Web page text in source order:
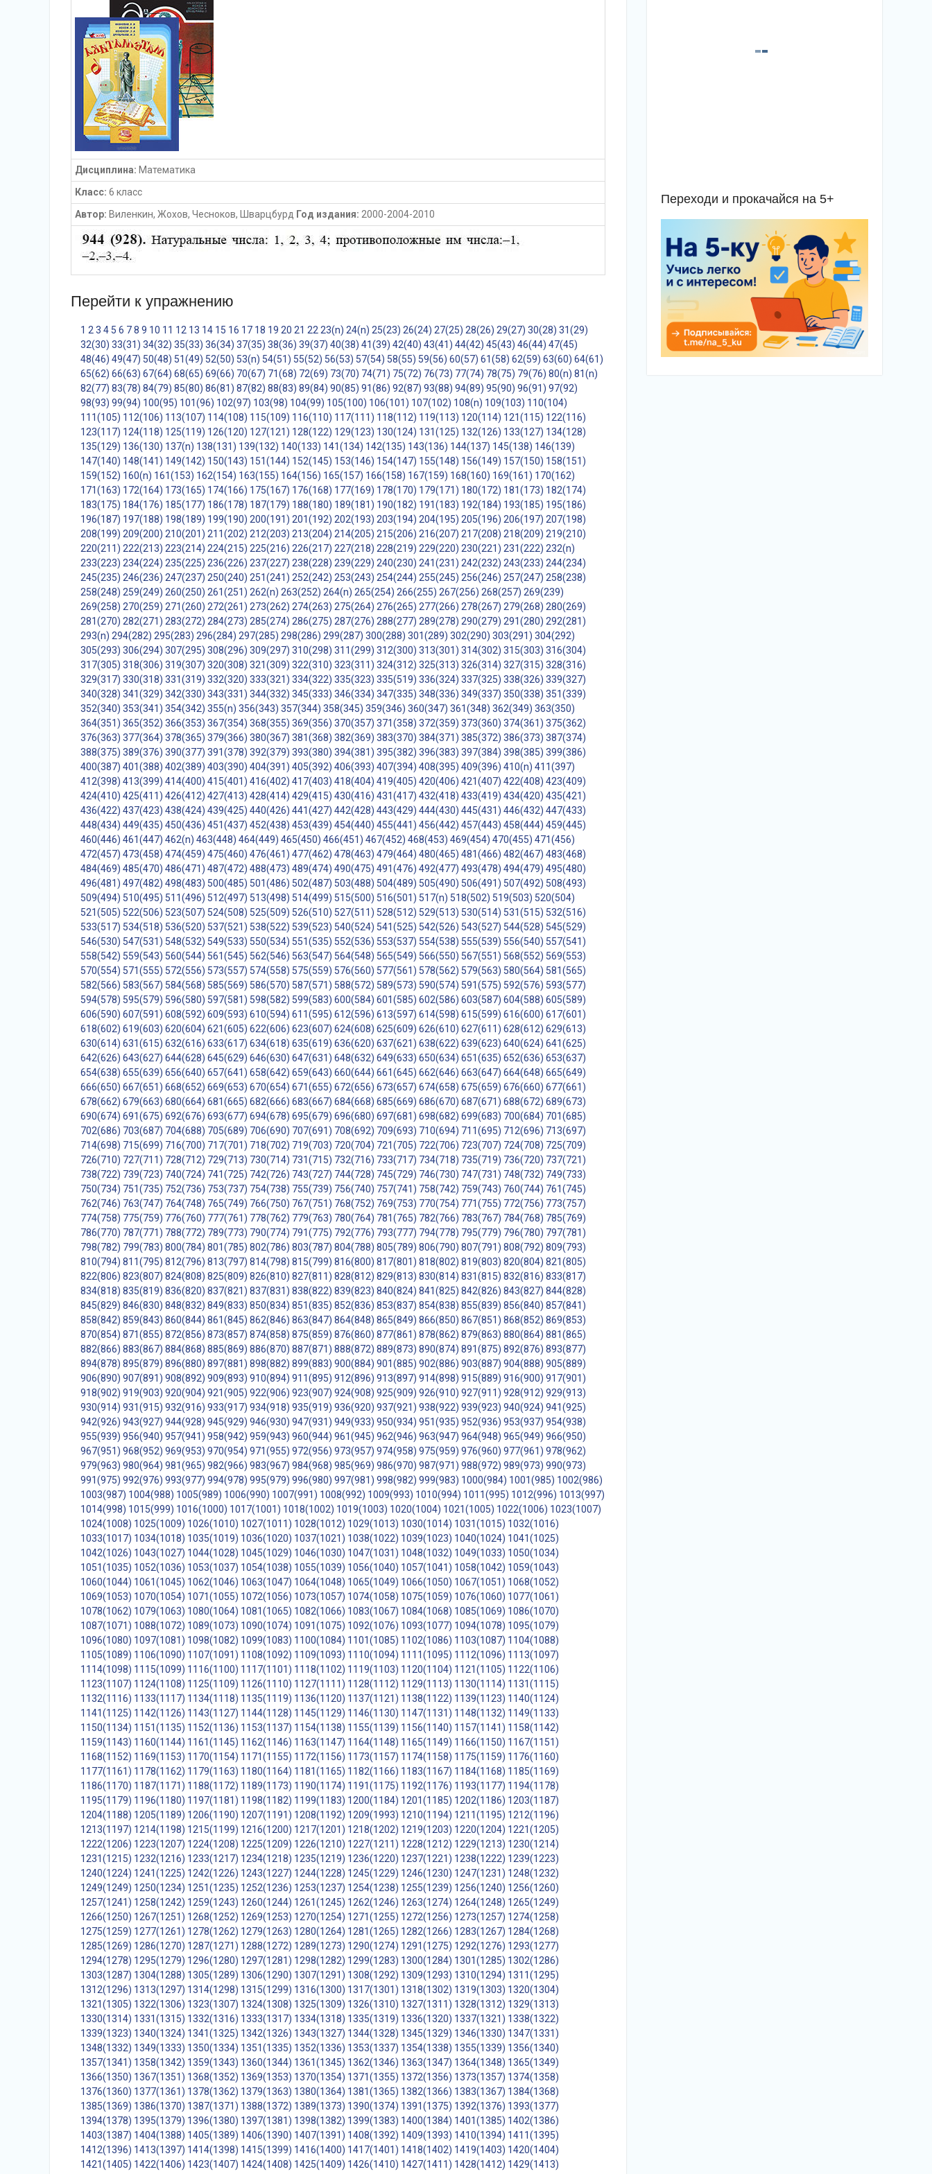
Дисциплина: Математика
Класс: 6 класс
Автор: Виленкин, Жохов, Чесноков, Шварцбурд Год издания: 2000-2004-2010
Перейти к упражнению
1 2 3 4 5 6 78 9 10 11 12 13 14 15 16 17 18 19 20 21 22 23(n) 24(n) 25(23) 26(24) 27(25) 28(26) 29(27) 30(28) 31(29)
32(30) 33(31) 34(32) 35(33) 36(34) 37(35) 38(36) 39(37) 40(38) 41(39) 42(40) 43(41) 44(42) 45(43) 46(44) 47(45)
48(46) 49(47) 50(48) 51(49) 52(50) 53(n) 54(51) 55(52) 56(53) 57(54) 58(55) 59(56) 60(57) 61(58) 62(59) 63(60) 64(61)
65(62) 66(63) 67(64) 68(65) 69(66) 70(67) 71(68) 72(69) 73(70) 74(71) 75(72) 76(73) 77(74) 78(75) 79(76) 80(n) 81(n)
82(77) 83(78) 84(79) 85(80) 86(81) 87(82) 88(83) 89(84) 90(85) 91(86) 92(87) 93(88) 94(89) 95(90) 96(91) 97(92)
98(93) 99(94) 100(95) 101(96) 102(97) 103(98) 104(99) 105(100) 106(101) 107(102) 108(n) 109(103) 110(104)
111(105) 112(106) 113(107) 114(108) 115(109) 116(110) 117(111) 118(112) 119(113) 120(114) 121(115) 122(116)
123(117) 124(118) 125(119) 126(120) 127(121) 128(122) 129(123) 130(124) 131(125) 132(126) 133(127) 134(128)
135(129) 136(130) 137(n) 138(131) 139(132) 140(133) 141(134) 142(135) 143(136) 144(137) 145(138) 146(139)
147(140) 148(141) 149(142) 150(143) 151(144) 152(145) 153(146) 154(147) 155(148) 156(149) 157(150) 158(151)
159(152) 160(n) 161(153) 162(154) 163(155) 164(156) 165(157) 166(158) 167(159) 168(160) 169(161) 170(162)
171(163) 172(164) 173(165) 174(166) 175(167) 176(168) 177(169) 178(170) 179(171) 180(172) 181(173) 182(174)
183(175) 184(176) 185(177) 186(178) 187(179) 188(180) 189(181) 190(182) 191(183) 192(184) 193(185) 195(186)
196(187) 197(188) 198(189) 199(190) 200(191) 201(192) 202(193) 203(194) 204(195) 205(196) 206(197) 207(198)
208(199) 209(200) 210(201) 211(202) 212(203) 213(204) 214(205) 215(206) 216(207) 217(208) 218(209) 219(210)
220(211) 222(213) 223(214) 224(215) 225(216) 226(217) 227(218) 228(219) 229(220) 230(221) 231(222) 232(n)
233(223) 234(224) 235(225) 236(226) 237(227) 238(228) 239(229) 240(230) 241(231) 242(232) 243(233) 244(234)
245(235) 246(236) 247(237) 250(240) 251(241) 252(242) 253(243) 254(244) 255(245) 256(246) 257(247) 258(238)
258(248) 259(249) 260(250) 261(251) 262(n) 263(252) 264(n) 265(254) 266(255) 267(256) 268(257) 269(239)
269(258) 270(259) 271(260) 272(261) 273(262) 274(263) 275(264) 276(265) 277(266) 278(267) 279(268) 280(269)
281(270) 282(271) 283(272) 284(273) 285(274) 286(275) 287(276) 288(277) 289(278) 290(279) 291(280) 292(281)
293(n) 294(282) 295(283) 296(284) 297(285) 298(286) 299(287) 300(288) 301(289) 302(290) 303(291) 304(292)
305(293) 306(294) 307(295) 308(296) 309(297) 310(298) 311(299) 312(300) 313(301) 314(302) 315(303) 316(304)
317(305) 318(306) 319(307) 320(308) 321(309) 322(310) 323(311) 324(312) 325(313) 326(314) 327(315) 328(316)
329(317) 330(318) 331(319) 332(320) 333(321) 334(322) 335(323) 335(519) 336(324) 337(325) 338(326) 339(327)
340(328) 341(329) 342(330) 343(331) 344(332) 345(333) 346(334) 347(335) 348(336) 349(337) 350(338) 351(339)
352(340) 353(341) 354(342) 355(n) 356(343) 357(344) 358(345) 359(346) 360(347) 361(348) 362(349) 363(350)
364(351) 365(352) 366(353) 367(354) 368(355) 369(356) 370(357) 371(358) 372(359) 373(360) 374(361) 375(362)
376(363) 377(364) 378(365) 379(366) 380(367) 381(368) 382(369) 383(370) 384(371) 385(372) 386(373) 387(374)
388(375) 389(376) 390(377) 391(378) 392(379) 393(380) 394(381) 395(382) 396(383) 397(384) 398(385) 399(386)
400(387) 401(388) 402(389) 403(390) 404(391) 405(392) 406(393) 407(394) 408(395) 409(396) 410(n) 411(397)
412(398) 413(399) 414(400) 415(401) 416(402) 417(403) 418(404) 419(405) 420(406) 421(407) 422(408) 423(409)
424(410) 425(411) 426(412) 427(413) 428(414) 429(415) 430(416) 431(417) 432(418) 433(419) 434(420) 435(421)
436(422) 437(423) 438(424) 439(425) 440(426) 441(427) 442(428) 443(429) 444(430) 445(431) 446(432) 447(433)
448(434) 449(435) 450(436) 451(437) 452(438) 453(439) 454(440) 455(441) 456(442) 457(443) 458(444) 459(445)
460(446) 461(447) 462(n) 463(448) 464(449) 465(450) 466(451) 467(452) 468(453) 469(454) 470(455) 471(456)
472(457) 473(458) 474(459) 475(460) 476(461) 477(462) 478(463) 479(464) 480(465) 481(466) 482(467) 483(468)
484(469) 485(470) 486(471) 487(472) 488(473) 489(474) 490(475) 491(476) 492(477) 493(478) 494(479) 495(480)
496(481) 497(482) 498(483) 500(485) 501(486) 502(487) 503(488) 504(489) 505(490) 506(491) 507(492) 508(493)
509(494) 510(495) 511(496) 512(497) 513(498) 514(499) 515(500) 516(501) 517(n) 518(502) 519(503) 520(504)
521(505) 522(506) 523(507) 524(508) 525(509) 526(510) 527(511) 528(512) 529(513) 530(514) 531(515) 532(516)
533(517) 534(518) 536(520) 537(521) 538(522) 539(523) 540(524) 541(525) 542(526) 543(527) 544(528) 545(529)
546(530) 547(531) 548(532) 549(533) 550(534) 551(535) 552(536) 553(537) 554(538) 555(539) 556(540) 557(541)
558(542) 559(543) 560(544) 561(545) 562(546) 563(547) 564(548) 565(549) 566(550) 567(551) 568(552) 569(553)
570(554) 571(555) 572(556) 573(557) 574(558) 575(559) 576(560) 577(561) 578(562) 579(563) 580(564) 581(565)
582(566) 583(567) 584(568) 585(569) 586(570) 587(571) 588(572) 589(573) 590(574) 591(575) 592(576) 593(577)
594(578) 595(579) 596(580) 597(581) 598(582) 599(583) 600(584) 601(585) 602(586) 603(587) 604(588) 605(589)
606(590) 607(591) 608(592) 609(593) 610(594) 611(595) 612(596) 613(597) 614(598) 615(599) 616(600) 617(601)
618(602) 619(603) 620(604) 621(605) 622(606) 623(607) 624(608) 625(609) 626(610) 627(611) 628(612) 629(613)
630(614) 631(615) 632(616) 633(617) 634(618) 635(619) 636(620) 637(621) 638(622) 639(623) 640(624) 641(625)
642(626) 643(627) 644(628) 645(629) 646(630) 647(631) 648(632) 649(633) 650(634) 651(635) 652(636) 653(637)
654(638) 655(639) 656(640) 657(641) 658(642) 659(643) 660(644) 661(645) 662(646) 663(647) 664(648) 665(649)
666(650) 667(651) 668(652) 669(653) 670(654) 671(655) 672(656) 673(657) 674(658) 675(659) 676(660) 677(661)
678(662) 679(663) 680(664) 681(665) 682(666) 683(667) 684(668) 685(669) 686(670) 687(671) 688(672) 689(673)
690(674) 691(675) 692(676) 693(677) 694(678) 695(679) 696(680) 697(681) 698(682) 699(683) 700(684) 701(685)
702(686) 703(687) 704(688) 705(689) 706(690) 707(691) 708(692) 709(693) 710(694) 711(695) 712(696) 713(697)
714(698) 715(699) 716(700) 717(701) 718(702) 719(703) 720(704) 721(705) 722(706) 723(707) 724(708) 725(709)
726(710) 727(711) 728(712) 729(713) 730(714) 731(715) 732(716) 733(717) 734(718) 735(719) 736(720) 737(721)
738(722) 739(723) 740(724) 741(725) 742(726) 743(727) 744(728) 745(729) 746(730) 747(731) 748(732) 749(733)
750(734) 751(735) 752(736) 753(737) 754(738) 755(739) 756(740) 757(741) 758(742) 759(743) 760(744) 761(745)
762(746) 763(747) 764(748) 765(749) 766(750) 767(751) 768(752) 769(753) 770(754) 771(755) 772(756) 773(757)
774(758) 775(759) 776(760) 777(761) 778(762) 779(763) 780(764) 781(765) 782(766) 783(767) 784(768) 785(769)
786(770) 787(771) 788(772) 789(773) 790(774) 791(775) 792(776) 793(777) 794(778) 795(779) 796(780) 797(781)
798(782) 799(783) 800(784) 801(785) 802(786) 803(787) 804(788) 805(789) 806(790) 807(791) 808(792) 809(793)
810(794) 811(795) 812(796) 813(797) 814(798) 815(799) 816(800) 817(801) 818(802) 819(803) 820(804) 821(805)
822(806) 823(807) 824(808) 825(809) 826(810) 827(811) 828(812) 829(813) 830(814) 831(815) 832(816) 833(817)
834(818) 835(819) 836(820) 837(821) 837(831) 838(822) 839(823) 840(824) 841(825) 842(826) 843(827) 844(828)
845(829) 846(830) 848(832) 849(833) 850(834) 851(835) 852(836) 853(837) 854(838) 855(839) 856(840) 857(841)
858(842) 859(843) 860(844) 861(845) 862(846) 863(847) 864(848) 865(849) 866(850) 867(851) 868(852) 869(853)
870(854) 871(855) 872(856) 873(857) 874(858) 875(859) 876(860) 877(861) 878(862) 879(863) 880(864) 881(865)
882(866) 883(867) 884(868) 885(869) 886(870) 887(871) 888(872) 889(873) 890(874) 891(875) 892(876) 893(877)
894(878) 895(879) 896(880) 897(881) 898(882) 899(883) 900(884) 901(885) 902(886) 903(887) 904(888) 905(889)
906(890) 907(891) 908(892) 909(893) 910(894) 911(895) 912(896) 913(897) 914(898) 915(889) 916(900) 917(901)
918(902) 919(903) 920(904) 921(905) 922(906) 923(907) 924(908) 925(909) 926(910) 927(911) 928(912) 929(913)
930(914) 931(915) 932(916) 933(917) 934(918) 935(919) 936(920) 937(921) 938(922) 939(923) 940(924) 941(925)
942(926) 943(927) 944(928) 945(929) 946(930) 947(931) 949(933) 950(934) 951(935) 952(936) 953(937) 954(938)
955(939) 956(940) 957(941) 958(942) 959(943) 960(944) 961(945) 962(946) 963(947) 964(948) 965(949) 966(950)
967(951) 968(952) 969(953) 970(954) 971(955) 972(956) 973(957) 974(958) 975(959) 976(960) 977(961) 978(962)
979(963) 980(964) 981(965) 982(966) 983(967) 984(968) 985(969) 986(970) 987(971) 988(972) 989(973) 990(973)
991(975) 992(976) 993(977) 994(978) 995(979) 996(980) 997(981) 998(982) 999(983) 1000(984) 1001(985) 1002(986)
1003(987) 1004(988) 1005(989) 1006(990) 1007(991) 1008(992) 1009(993) 1010(994) 1011(995) 1012(996) 1013(997)
1014(998) 1015(999) 1016(1000) 1017(1001) 1018(1002) 1019(1003) 1020(1004) 1021(1005) 1022(1006) 1023(1007)
1024(1008) 1025(1009) 1026(1010) 1027(1011) 1028(1012) 1029(1013) 1030(1014) 1031(1015) 1032(1016)
1033(1017) 1034(1018) 1035(1019) 1036(1020) 1037(1021) 1038(1022) 1039(1023) 1040(1024) 1041(1025)
1042(1026) 1043(1027) 1044(1028) 1045(1029) 1046(1030) 1047(1031) 1048(1032) 1049(1033) 1050(1034)
1051(1035) 1052(1036) 1053(1037) 1054(1038) 1055(1039) 1056(1040) 1057(1041) 1058(1042) 1059(1043)
1060(1044) 1061(1045) 1062(1046) 1063(1047) 1064(1048) 1065(1049) 1066(1050) 1067(1051) 1068(1052)
1069(1053) 1070(1054) 1071(1055) 1072(1056) 1073(1057) 1074(1058) 1075(1059) 1076(1060) 1077(1061)
1078(1062) 1079(1063) 1080(1064) 1081(1065) 1082(1066) 1083(1067) 1084(1068) 1085(1069) 1086(1070)
1087(1071) 1088(1072) 1089(1073) 1090(1074) 1091(1075) 1092(1076) 1093(1077) 1094(1078) 1095(1079)
1096(1080) 1097(1081) 1098(1082) 1099(1083) 1100(1084) 1101(1085) 1102(1086) 1103(1087) 1104(1088)
1105(1089) 1106(1090) 1107(1091) 1108(1092) 1109(1093) 1110(1094) 1111(1095) 1112(1096) 1113(1097)
1114(1098) 1115(1099) 1116(1100) 1117(1101) 1118(1102) 1119(1103) 1120(1104) 1121(1105) 1122(1106)
1123(1107) 1124(1108) 1125(1109) 1126(1110) 1127(1111) 1128(1112) 1129(1113) 1130(1114) 1131(1115)
1132(1116) 1133(1117) 1134(1118) 1135(1119) 1136(1120) 1137(1121) 1138(1122) 1139(1123) 1140(1124)
1141(1125) 1142(1126) 1143(1127) 1144(1128) 1145(1129) 1146(1130) 1147(1131) 1148(1132) 1149(1133)
1150(1134) 1151(1135) 1152(1136) 1153(1137) 1154(1138) 1155(1139) 1156(1140) 1157(1141) 1158(1142)
1159(1143) 1160(1144) 1161(1145) 1162(1146) 1163(1147) 1164(1148) 1165(1149) 1166(1150) 1167(1151)
1168(1152) 1169(1153) 1170(1154) 1171(1155) 1172(1156) 1173(1157) 1174(1158) 1175(1159) 1176(1160)
1177(1161) 1178(1162) 1179(1163) 1180(1164) 1181(1165) 1182(1166) 1183(1167) 1184(1168) 1185(1169)
1186(1170) 1187(1171) 1188(1172) 1189(1173) 1190(1174) 1191(1175) 1192(1176) 1193(1177) 1194(1178)
1195(1179) 1196(1180) 1197(1181) 1198(1182) 1199(1183) 1200(1184) 1201(1185) 1202(1186) 1203(1187)
1204(1188) 1205(1189) 1206(1190) 1207(1191) 1208(1192) 1209(1993) 1210(1194) 1211(1195) 1212(1196)
1213(1197) 1214(1198) 1215(1199) 1216(1200) 1217(1201) 1218(1202) 1219(1203) 1220(1204) 1221(1205)
1222(1206) 1223(1207) 1224(1208) 1225(1209) 1226(1210) 1227(1211) 1228(1212) 1229(1213) 1230(1214)
1231(1215) 1232(1216) 1233(1217) 1234(1218) 1235(1219) 1236(1220) 1237(1221) 1238(1222) 1239(1223)
1240(1224) 1241(1225) 1242(1226) 1243(1227) 1244(1228) 1245(1229) 1246(1230) 1247(1231) 1248(1232)
1249(1249) 1250(1234) 1251(1235) 1252(1236) 1253(1237) 1254(1238) 1255(1239) 1256(1240) 1256(1260)
1257(1241) 1258(1242) 1259(1243) 1260(1244) 1261(1245) 1262(1246) 1263(1274) 1264(1248) 1265(1249)
1266(1250) 1267(1251) 1268(1252) 1269(1253) 1270(1254) 1271(1255) 1272(1256) 1273(1257) 1274(1258)
1275(1259) 1277(1261) 1278(1262) 1279(1263) 1280(1264) 1281(1265) 1282(1266) 1283(1267) 1284(1268)
1285(1269) 1286(1270) 1287(1271) 1288(1272) 1289(1273) 1290(1274) 1291(1275) 1292(1276) 1293(1277)
1294(1278) 1295(1279) 1296(1280) 1297(1281) 1298(1282) 1299(1283) 1300(1284) 1301(1285) 1302(1286)
1303(1287) 1304(1288) 1305(1289) 1306(1290) 1307(1291) 1308(1292) 1309(1293) 1310(1294) 1311(1295)
1312(1296) 1313(1297) 1314(1298) 1315(1299) 1316(1300) 1317(1301) 1318(1302) 1319(1303) 1320(1304)
1321(1305) 1322(1306) 1323(1307) 1324(1308) 1325(1309) 1326(1310) 1327(1311) 1328(1312) 1329(1313)
1330(1314) 1331(1315) 1332(1316) 1333(1317) 1334(1318) 1335(1319) 1336(1320) 1337(1321) 1338(1322)
1339(1323) 1340(1324) 1341(1325) 1342(1326) 1343(1327) 1344(1328) 1345(1329) 1346(1330) 1347(1331)
1348(1332) 1349(1333) 1350(1334) 1351(1335) 1352(1336) 1353(1337) 1354(1338) 1355(1339) 1356(1340)
1357(1341) 1358(1342) 1359(1343) 1360(1344) 1361(1345) 1362(1346) 1363(1347) 1364(1348) 1365(1349)
1366(1350) 1367(1351) 1368(1352) 1369(1353) 1370(1354) 1371(1355) 1372(1356) 1373(1357) 1374(1358)
1376(1360) 1377(1361) 1378(1362) 1379(1363) 1380(1364) 1381(1365) 1382(1366) 1383(1367) 1384(1368)
1385(1369) 1386(1370) 1387(1371) 1388(1372) 1389(1373) 1390(1374) 1391(1375) 1392(1376) 1393(1377)
1394(1378) 1395(1379) 1396(1380) 1397(1381) 1398(1382) 1399(1383) 1400(1384) 1401(1385) 1402(1386)
1403(1387) 1404(1388) 1405(1389) 1406(1390) 1407(1391) 1408(1392) 1409(1393) 1410(1394) 1411(1395)
1412(1396) 1413(1397) 1414(1398) 1415(1399) 1416(1400) 1417(1401) 1418(1402) 1419(1403) 1420(1404)
1421(1405) 1422(1406) 1423(1407) 1424(1408) 1425(1409) 1426(1410) 1427(1411) 1428(1412) 1429(1413)
Переходи и прокачайся на 5+